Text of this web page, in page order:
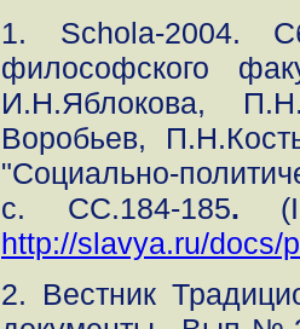
1. Schola-2004.
философского
И.Н.Яблокова,
Воробьев,
"Социально-
с. СС.184-185.
http://slavya.ru/docs/
2. Вестник